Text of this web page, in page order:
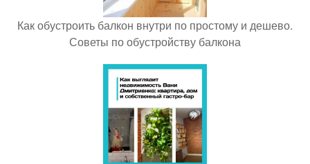
Как обустроить балкон внутри по простому и дешево.
Советы по обустройству балкона